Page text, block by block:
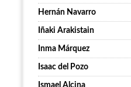
Hernán Navarro
Iñaki Arakistain
Inma Márquez
Isaac del Pozo